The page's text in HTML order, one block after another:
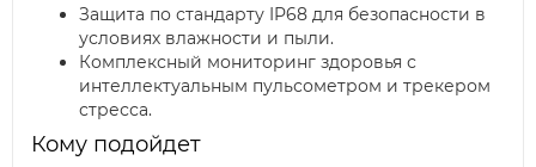
Защита по стандарту IP68 для безопасности в
условиях влажности и пыли.
Комплексный мониторинг здоровья с
интеллектуальным пульсометром и трекером
стресса.
Кому подойдет